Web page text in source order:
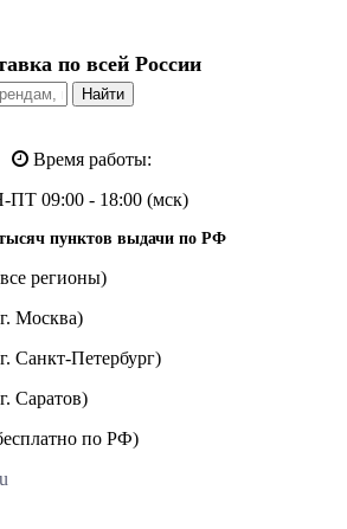
по всей России
Время работы:
09:00 - 18:00 (мск)
пунктов выдачи по РФ
регионы)
Москва)
Санкт-Петербург)
Саратов)
по РФ)